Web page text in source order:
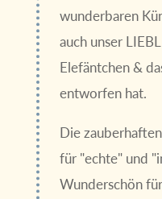
wunderbaren
auch unser
Elefäntchen &
entworfen hat.
Die
für "echte" und
Wunderschön